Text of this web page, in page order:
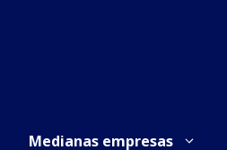
Medianas empresas